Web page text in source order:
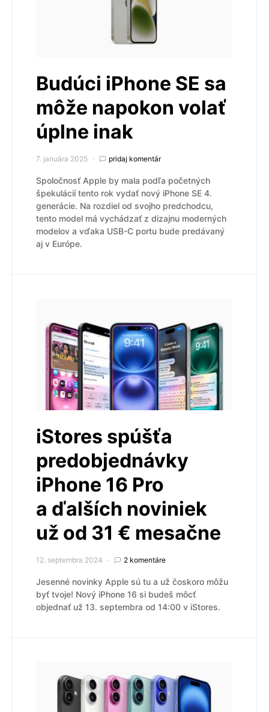
Budúci iPhone SE sa
môže napokon volať
úplne inak
7. januára 2025 pridaj komentár
Spoločnosť Apple by mala podľa početných
špekulácií tento rok vydať nový iPhone SE 4.
generácie. Na rozdiel od svojho predchodcu,
tento model má vychádzať z dizajnu moderných
modelov a vďaka USB-C portu bude predávaný
aj v Európe.
iStores spúšťa
predobjednávky
iPhone 16 Pro
a ďalších noviniek
už od 31 € mesačne
12. septembra 2024 2 komentáre
Jesenné novinky Apple sú tu a už čoskoro môžu
byť tvoje! Nový iPhone 16 si budeš môcť
objednať už 13. septembra od 14:00 v iStores.